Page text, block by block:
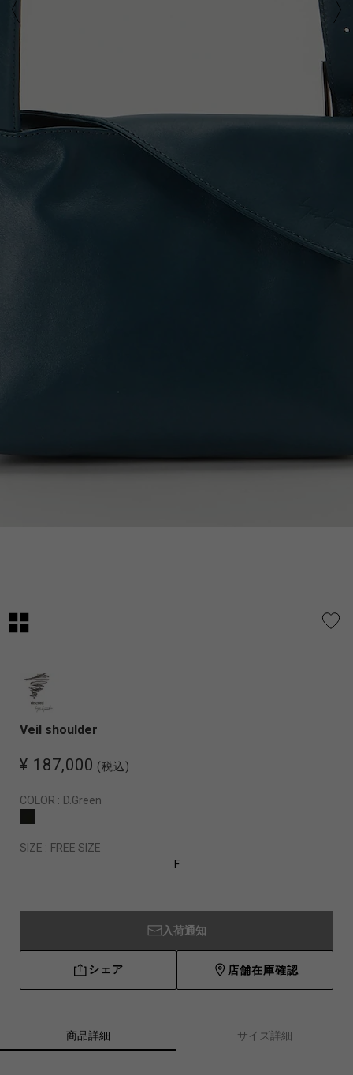
Veil shoulder
¥ 187,000 (税込)
COLOR : D.Green
SIZE : FREE SIZE
F
入荷通知
シェア 店舗在庫確認
商品詳細 サイズ詳細